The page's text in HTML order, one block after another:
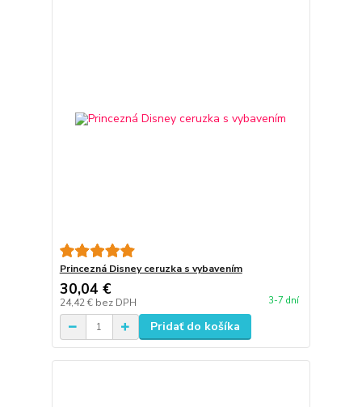
Princezná Disney ceruzka s vybavením
30,04 €
24,42 € bez DPH 3-7 dní
Pridať do košíka